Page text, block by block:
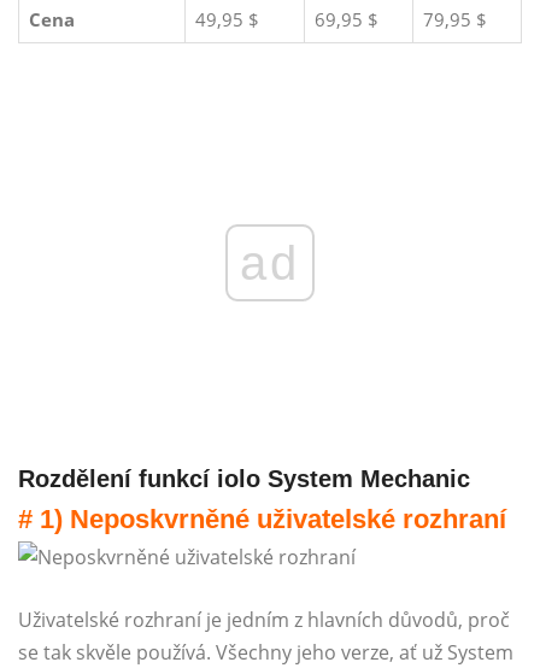
Cena
49,95 $ 69,95 $ 79,95 $
ad
Rozdělení funkcí iolo System Mechanic
# 1) Neposkvrněné uživatelské rozhraní
Uživatelské rozhraní je jedním z hlavních důvodů, proč
se tak skvěle používá. Všechny jeho verze, ať už System